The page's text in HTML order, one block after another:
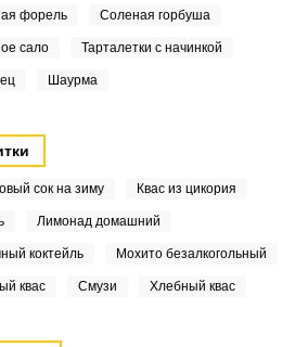
форель Соленая горбуша
сало Тарталетки с начинкой
Шаурма
сок на зиму Квас из цикория
Лимонад домашний
коктейль Мохито безалкогольный
квас Смузи Хлебный квас